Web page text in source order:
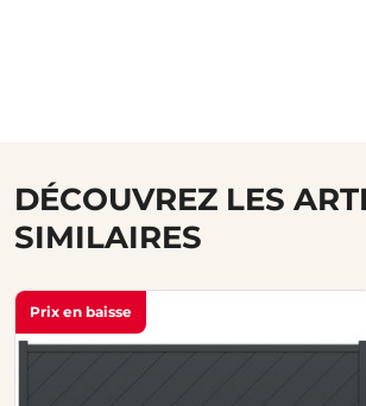
DÉCOUVREZ LES
SIMILAIRES
Prix en baisse